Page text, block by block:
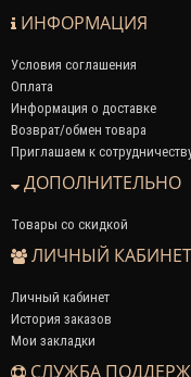
ИНФОРМАЦИЯ
Условия соглашения
Оплата
Информация о доставке
Возврат/обмен товара
Приглашаем к
ДОПОЛНИТЕЛЬНО
Товары со скидкой
ЛИЧНЫЙ КАБИНЕТ
Личный кабинет
История заказов
Мои закладки
СЛУЖБА